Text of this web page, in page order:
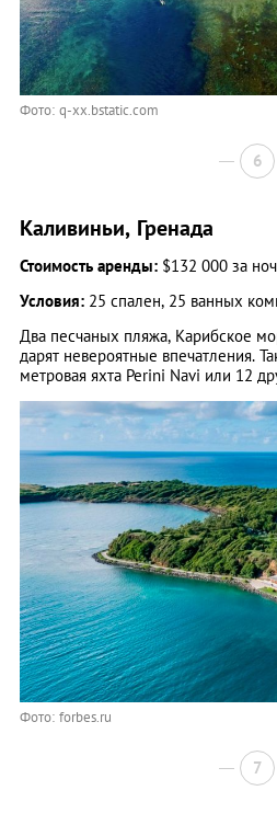
Фото: q-xx.bstatic.com
6
Каливиньи, Гренада
Стоимость аренды: $132 000 за
Условия: 25 спален, 25 ванных
Два песчаных пляжа, Карибское
дарят невероятные впечатления.
метровая яхта Perini Navi или 12
Фото: forbes.ru
7